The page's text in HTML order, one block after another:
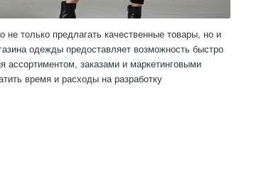
только предлагать качественные товары, но и
одежды предоставляет возможность быстро
заказами и маркетинговыми
время и расходы на разработку